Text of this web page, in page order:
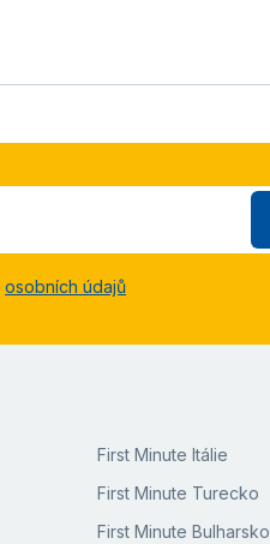
osobních údajů
First Minute Itálie
First Minute Turecko
First Minute Bulharsko